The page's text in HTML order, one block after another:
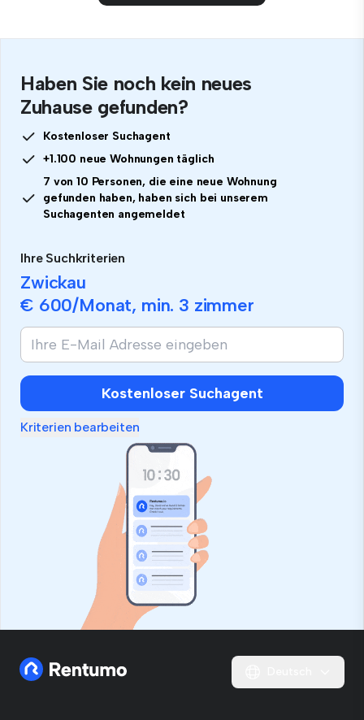
Haben Sie noch kein neues
Zuhause gefunden?
Kostenloser Suchagent
+1.100 neue Wohnungen täglich
7 von 10 Personen, die eine neue Wohnung
gefunden haben, haben sich bei unserem
Suchagenten angemeldet
Ihre Suchkriterien
Zwickau
€ 600/Monat, min. 3 zimmer
Kostenloser Suchagent
Kriterien bearbeiten